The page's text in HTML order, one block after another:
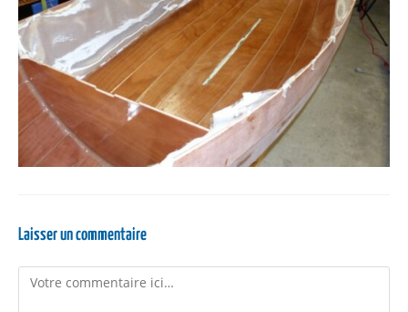
Laisser un commentaire